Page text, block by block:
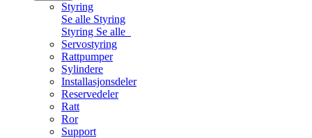
Styring
Se alle Styring
Styring Se alle
Servostyring
Rattpumper
Sylindere
Installasjonsdeler
Reservedeler
Ratt
Ror
Support